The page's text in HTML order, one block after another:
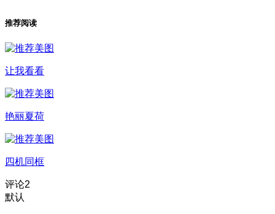
推荐阅读
让我看看
艳丽夏荷
四机同框
评论2
默认